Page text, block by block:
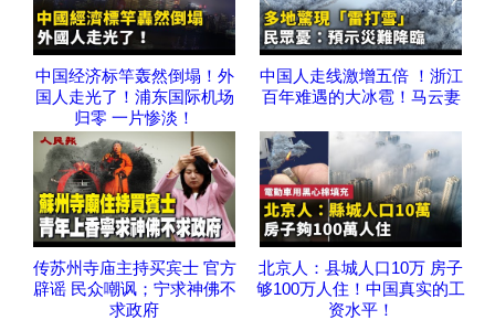
中国经济标竿轰然倒塌！外
国人走光了！浦东国际机场
归零 一片惨淡！
中国人走线激增五倍 ！浙江
百年难遇的大冰雹！马云妻
传苏州寺庙主持买宾士 官方
辟谣 民众嘲讽；宁求神佛不
求政府
北京人：县城人口10万 房子
够100万人住！中国真实的工
资水平！